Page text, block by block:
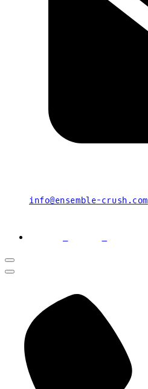
info@ensemble-crush.com